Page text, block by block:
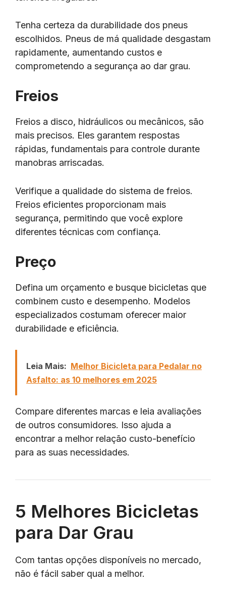
Tenha certeza da durabilidade dos pneus
escolhidos. Pneus de má qualidade desgastam
rapidamente, aumentando custos e
comprometendo a segurança ao dar grau.
Freios
Freios a disco, hidráulicos ou mecânicos, são
mais precisos. Eles garantem respostas
rápidas, fundamentais para controle durante
manobras arriscadas.
Verifique a qualidade do sistema de freios.
Freios eficientes proporcionam mais
segurança, permitindo que você explore
diferentes técnicas com confiança.
Preço
Defina um orçamento e busque bicicletas que
combinem custo e desempenho. Modelos
especializados costumam oferecer maior
durabilidade e eficiência.
Leia Mais: Melhor Bicicleta para Pedalar no
Asfalto: as 10 melhores em 2025
Compare diferentes marcas e leia avaliações
de outros consumidores. Isso ajuda a
encontrar a melhor relação custo-benefício
para as suas necessidades.
5 Melhores Bicicletas
para Dar Grau
Com tantas opções disponíveis no mercado,
não é fácil saber qual a melhor.